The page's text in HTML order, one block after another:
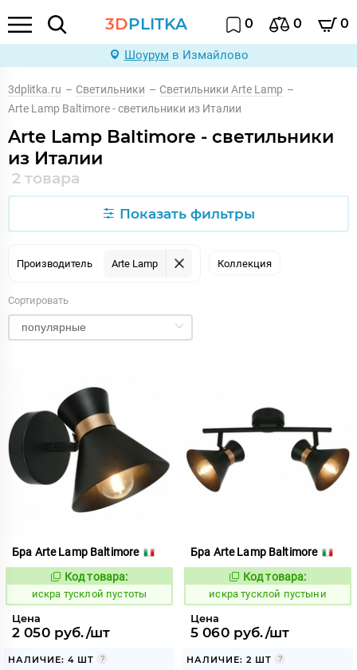
3DPLITKA 0 0 0
Шоурум в Измайлово
3dplitka.ru – Светильники – Светильники Arte Lamp –
Arte Lamp Baltimore - светильники из Италии
Arte Lamp Baltimore - светильники
из Италии
2 товара
Показать фильтры
Производитель Arte Lamp Коллекция
Сортировать
Бра Arte Lamp Baltimore
Код:
607074
Код товара:
искра тусклой пустоты
Цена
2 050 руб./шт
НАЛИЧИЕ: 4 ШТ
Бра Arte Lamp Baltimore
Код:
607075
Код товара:
искра тусклой пустыни
Цена
5 060 руб./шт
НАЛИЧИЕ: 2 ШТ